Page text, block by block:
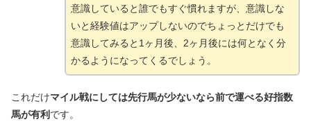
意識していると誰でもすぐ慣れますが、意識しな
いと経験値はアップしないのでちょっとだけでも
意識してみると1ヶ月後、2ヶ月後には何となく分
かるようになってくるでしょう。
これだけマイル戦にしては先行馬が少ないなら前で運べる好指数
馬が有利 です。